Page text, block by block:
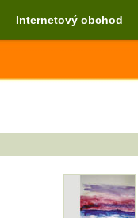
Internetový obchod